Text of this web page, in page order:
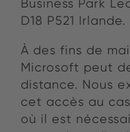
Business Park
D18 P521 Irlande.
À des fins de
Microsoft peut
distance. Nous
cet accès au
où il est